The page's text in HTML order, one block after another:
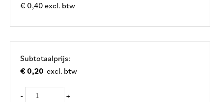
€ 0,40 excl. btw
Subtotaalprijs:
€ 0,20 excl. btw
- +